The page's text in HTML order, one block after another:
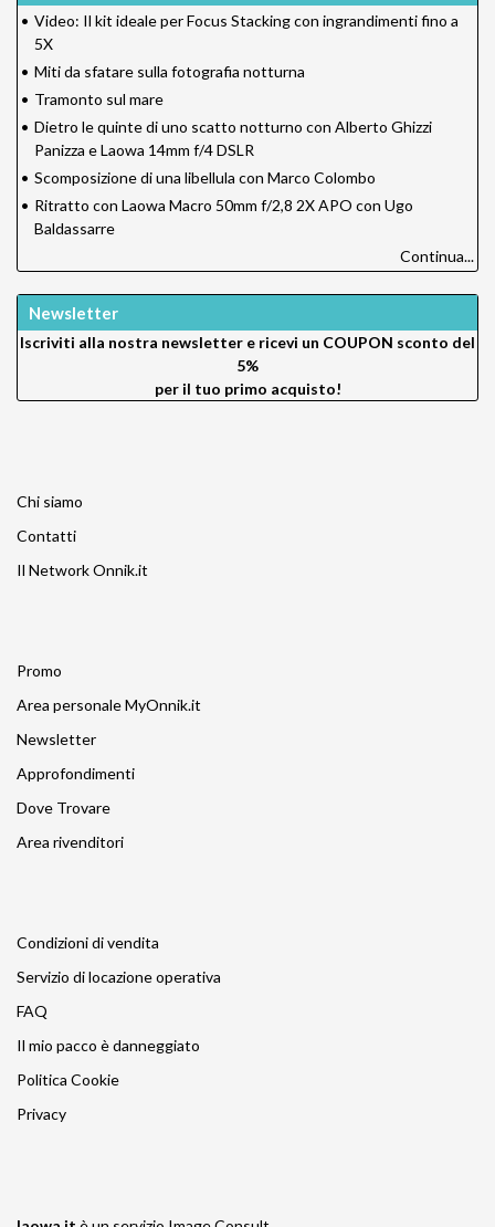
• Video: Il kit ideale per Focus Stacking con ingrandimenti fino a
5X
• Miti da sfatare sulla fotografia notturna
• Tramonto sul mare
• Dietro le quinte di uno scatto notturno con Alberto Ghizzi
Panizza e Laowa 14mm f/4 DSLR
• Scomposizione di una libellula con Marco Colombo
• Ritratto con Laowa Macro 50mm f/2,8 2X APO con Ugo
Baldassarre
Continua...
Newsletter
Iscriviti alla nostra newsletter e ricevi un COUPON sconto del
5%
per il tuo primo acquisto!
Chi siamo
Contatti
Il Network Onnik.it
Promo
Area personale MyOnnik.it
Newsletter
Approfondimenti
Dove Trovare
Area rivenditori
Condizioni di vendita
Servizio di locazione operativa
FAQ
Il mio pacco è danneggiato
Politica Cookie
Privacy